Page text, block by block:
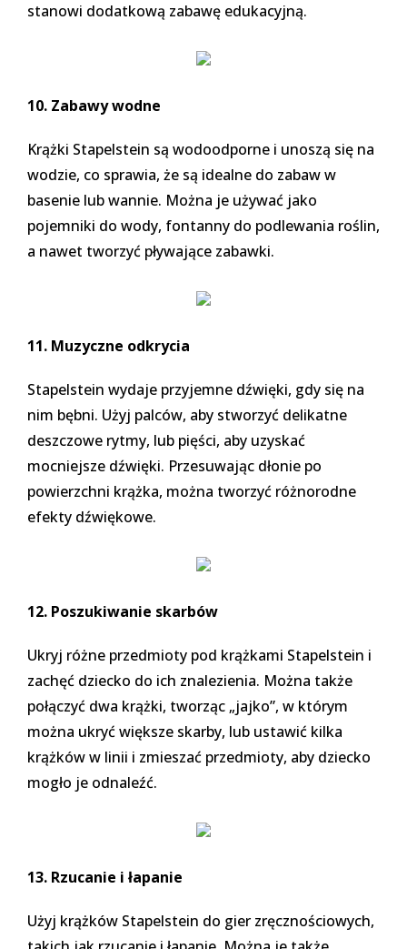
stanowi dodatkową zabawę edukacyjną.
10. Zabawy wodne
Krążki Stapelstein są wodoodporne i unoszą się na
wodzie, co sprawia, że są idealne do zabaw w
basenie lub wannie. Można je używać jako
pojemniki do wody, fontanny do podlewania roślin,
a nawet tworzyć pływające zabawki.
11. Muzyczne odkrycia
Stapelstein wydaje przyjemne dźwięki, gdy się na
nim bębni. Użyj palców, aby stworzyć delikatne
deszczowe rytmy, lub pięści, aby uzyskać
mocniejsze dźwięki. Przesuwając dłonie po
powierzchni krążka, można tworzyć różnorodne
efekty dźwiękowe.
12. Poszukiwanie skarbów
Ukryj różne przedmioty pod krążkami Stapelstein i
zachęć dziecko do ich znalezienia. Można także
połączyć dwa krążki, tworząc „jajko”, w którym
można ukryć większe skarby, lub ustawić kilka
krążków w linii i zmieszać przedmioty, aby dziecko
mogło je odnaleźć.
13. Rzucanie i łapanie
Użyj krążków Stapelstein do gier zręcznościowych,